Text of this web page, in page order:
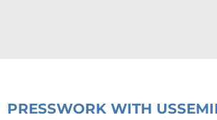
PRESSWORK WITH US